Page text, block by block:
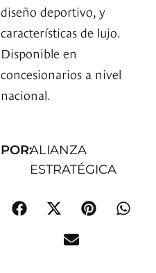
diseño deportivo, y
características de lujo.
Disponible en
concesionarios a nivel
nacional.
POR:ALIANZA
ESTRATÉGICA